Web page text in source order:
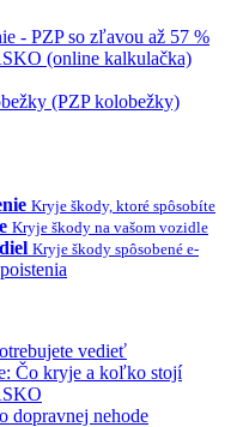
- PZP so zľavou až 57 %
(online kalkulačka)
(PZP kolobežky)
Kryje škody, ktoré spôsobíte
Kryje škody na vašom vozidle
Kryje škody spôsobené e-
vedieť
Čo kryje a koľko stojí
dopravnej nehode